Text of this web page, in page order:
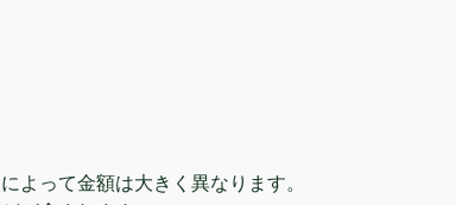
よって金額は大きく異なります。